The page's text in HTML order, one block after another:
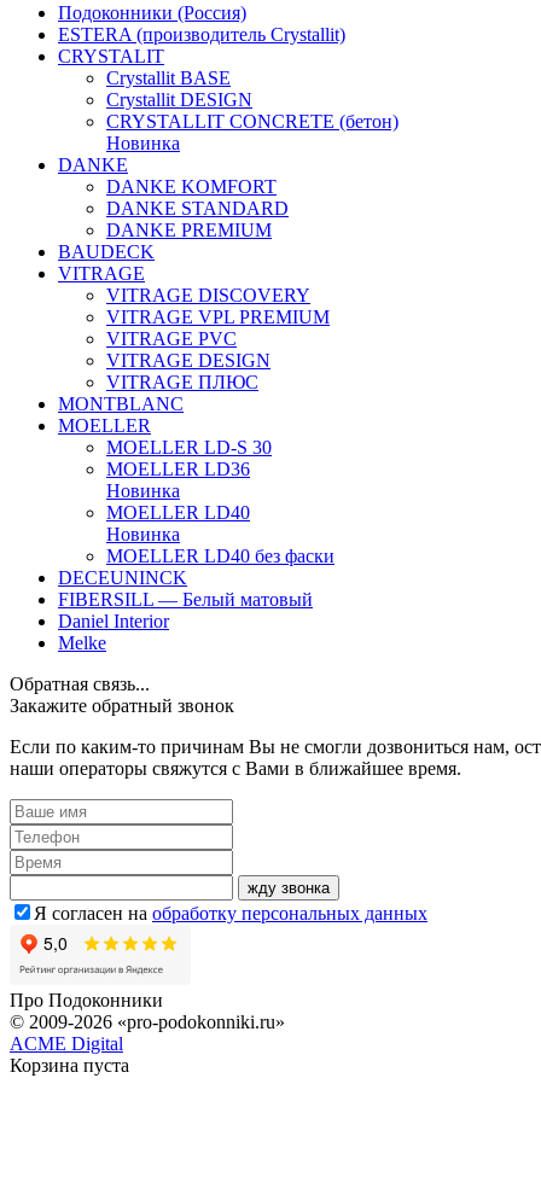
Подоконники (Россия)
ESTERA (производитель Crystallit)
CRYSTALIT
Crystallit BASE
Crystallit DESIGN
CRYSTALLIT CONCRETE (бетон)
Новинка
DANKE
DANKE KOMFORT
DANKE STANDARD
DANKE PREMIUM
BAUDECK
VITRAGE
VITRAGE DISCOVERY
VITRAGE VPL PREMIUM
VITRAGE PVC
VITRAGE DESIGN
VITRAGE ПЛЮС
MONTBLANC
MOELLER
MOELLER LD-S 30
MOELLER LD36
Новинка
MOELLER LD40
Новинка
MOELLER LD40 без фаски
DECEUNINCK
FIBERSILL — Белый матовый
Daniel Interior
Melke
Обратная связь...
Закажите обратный звонок
Если по каким-то причинам Вы не смогли дозвониться нам,
наши операторы свяжутся с Вами в ближайшее время.
жду звонка
Я согласен на обработку персональных данных
Про Подоконники
© 2009-2026 «pro-podokonniki.ru»
ACME Digital
Корзина пуста